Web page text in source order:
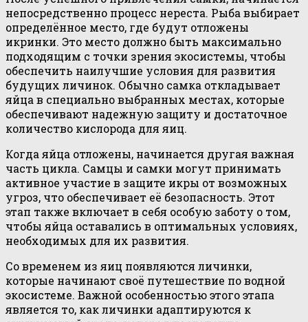
непосредственно процесс нереста. Рыба выбирает
определённое место, где будут отложены
икринки. Это место должно быть максимально
подходящим с точки зрения экосистемы, чтобы
обеспечить наилучшие условия для развития
будущих личинок. Обычно самка откладывает
яйца в специально выбранных местах, которые
обеспечивают надежную защиту и достаточное
количество кислорода для яиц.
Когда яйца отложены, начинается другая важная
часть цикла. Самцы и самки могут принимать
активное участие в защите икры от возможных
угроз, что обеспечивает её безопасность. Этот
этап также включает в себя особую заботу о том,
чтобы яйца оставались в оптимальных условиях,
необходимых для их развития.
Со временем из яиц появляются личинки,
которые начинают своё путешествие по водной
экосистеме. Важной особенностью этого этапа
является то, как личинки адаптируются к